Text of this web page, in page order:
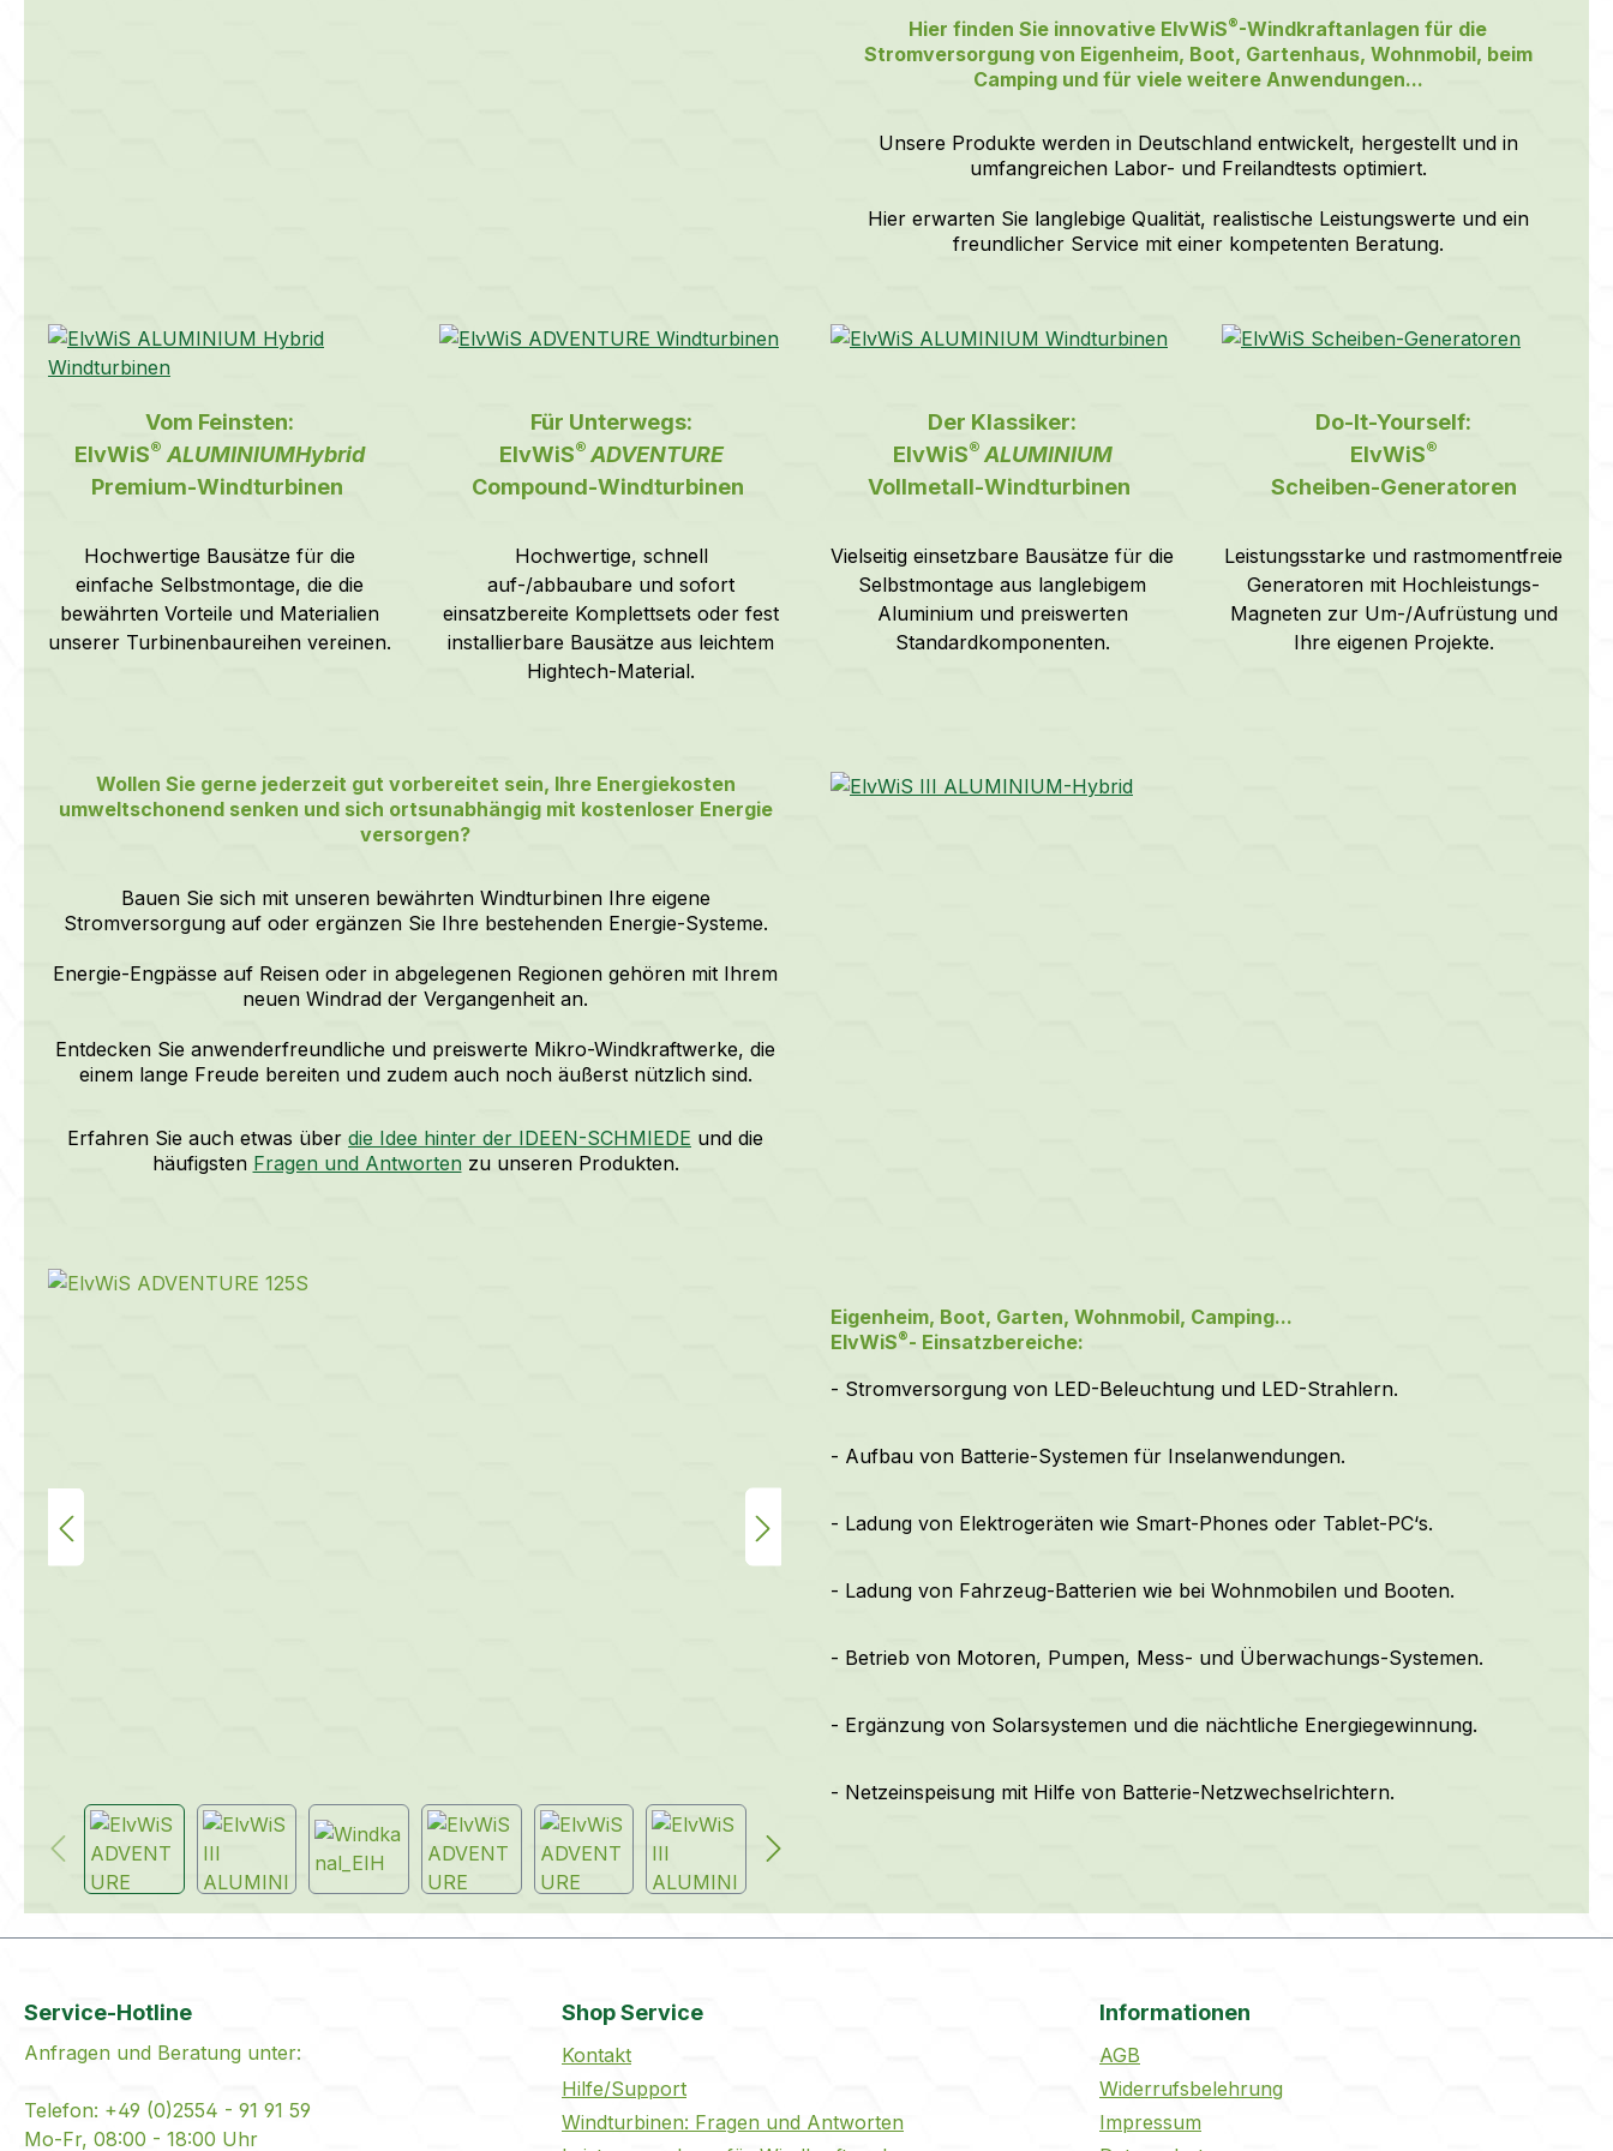
Hier finden Sie innovative ElvWiS®-Windkraftanlagen für die
Stromversorgung von Eigenheim, Boot, Gartenhaus, Wohnmobil, beim
Camping und für viele weitere Anwendungen...
Unsere Produkte werden in Deutschland entwickelt, hergestellt und in
umfangreichen Labor- und Freilandtests optimiert.
Hier erwarten Sie langlebige Qualität, realistische Leistungswerte und ein
freundlicher Service mit einer kompetenten Beratung.
Vom Feinsten:
ElvWiS® ALUMINIUMHybrid
Premium-Windturbinen
Hochwertige Bausätze für die
einfache Selbstmontage, die die
bewährten Vorteile und Materialien
unserer Turbinenbaureihen vereinen.
Für Unterwegs:
ElvWiS® ADVENTURE
Compound-Windturbinen
Hochwertige, schnell
auf-/abbaubare und sofort
einsatzbereite Komplettsets oder fest
installierbare Bausätze aus leichtem
Hightech-Material.
Der Klassiker:
ElvWiS® ALUMINIUM
Vollmetall-Windturbinen
Vielseitig einsetzbare Bausätze für die
Selbstmontage aus langlebigem
Aluminium und preiswerten
Standardkomponenten.
Do-It-Yourself:
ElvWiS®
Scheiben-Generatoren
Leistungsstarke und rastmomentfreie
Generatoren mit Hochleistungs-
Magneten zur Um-/Aufrüstung und
Ihre eigenen Projekte.
Wollen Sie gerne jederzeit gut vorbereitet sein, Ihre Energiekosten
umweltschonend senken und sich ortsunabhängig mit kostenloser Energie
versorgen?
Bauen Sie sich mit unseren bewährten Windturbinen Ihre eigene
Stromversorgung auf oder ergänzen Sie Ihre bestehenden Energie-Systeme.
Energie-Engpässe auf Reisen oder in abgelegenen Regionen gehören mit Ihrem
neuen Windrad der Vergangenheit an.
Entdecken Sie anwenderfreundliche und preiswerte Mikro-Windkraftwerke, die
einem lange Freude bereiten und zudem auch noch äußerst nützlich sind.
Erfahren Sie auch etwas über die Idee hinter der IDEEN-SCHMIEDE und die
häufigsten Fragen und Antworten zu unseren Produkten.
Bildergalerie überspringen
Eigenheim, Boot, Garten, Wohnmobil, Camping...
ElvWiS®- Einsatzbereiche:
- Stromversorgung von LED-Beleuchtung und LED-Strahlern.
- Aufbau von Batterie-Systemen für Inselanwendungen.
- Ladung von Elektrogeräten wie Smart-Phones oder Tablet-PC‘s.
- Ladung von Fahrzeug-Batterien wie bei Wohnmobilen und Booten.
- Betrieb von Motoren, Pumpen, Mess- und Überwachungs-Systemen.
- Ergänzung von Solarsystemen und die nächtliche Energiegewinnung.
- Netzeinspeisung mit Hilfe von Batterie-Netzwechselrichtern.
Service-Hotline
Anfragen und Beratung unter:
Telefon: +49 (0)2554 - 91 91 59
Mo-Fr, 08:00 - 18:00 Uhr
Shop Service
Kontakt
Hilfe/Support
Windturbinen: Fragen und Antworten
Informationen
AGB
Widerrufsbelehrung
Impressum